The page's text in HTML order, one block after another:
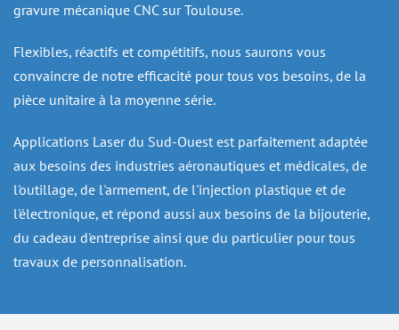
gravure mécanique CNC sur Toulouse.
Flexibles, réactifs et compétitifs, nous saurons vous
convaincre de notre efficacité pour tous vos besoins, de la
pièce unitaire à la moyenne série.
Applications Laser du Sud-Ouest est parfaitement adaptée
aux besoins des industries aéronautiques et médicales, de
l'outillage, de l'armement, de l'injection plastique et de
l'électronique, et répond aussi aux besoins de la bijouterie,
du cadeau d'entreprise ainsi que du particulier pour tous
travaux de personnalisation.